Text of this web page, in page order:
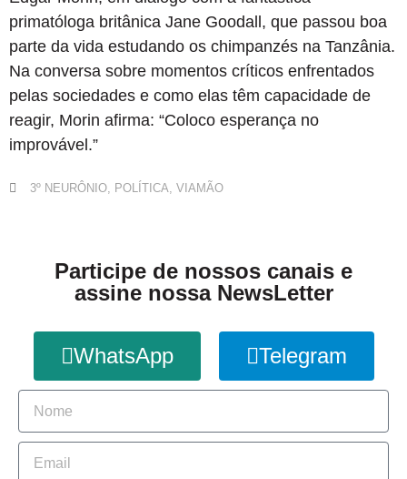
primatóloga britânica Jane Goodall, que passou boa
parte da vida estudando os chimpanzés na Tanzânia.
Na conversa sobre momentos críticos enfrentados
pelas sociedades e como elas têm capacidade de
reagir, Morin afirma: “Coloco esperança no
improvável.”
3º NEURÔNIO, POLÍTICA, VIAMÃO
Participe de nossos canais e
assine nossa NewsLetter
WhatsApp Telegram